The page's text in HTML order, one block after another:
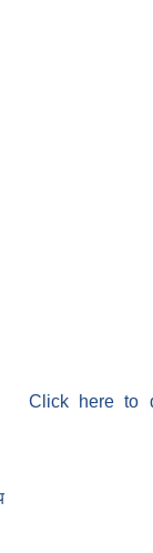
Click here to